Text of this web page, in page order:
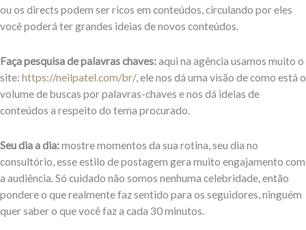
ou os directs podem ser ricos em conteúdos, circulando por eles
você poderá ter grandes ideias de novos conteúdos.
Faça pesquisa de palavras chaves:aqui na agência usamos muito o
site: https://neilpatel.com/br/, ele nos dá uma visão de como está o
volume de buscas por palavras-chaves e nos dá ideias de
conteúdos a respeito do tema procurado.
Seu dia a dia:mostre momentos da sua rotina, seu dia no
consultório, esse estilo de postagem gera muito engajamento com
a audiência. Só cuidado não somos nenhuma celebridade, então
pondere o que realmente faz sentido para os seguidores, ninguém
quer saber o que você faz a cada 30 minutos.